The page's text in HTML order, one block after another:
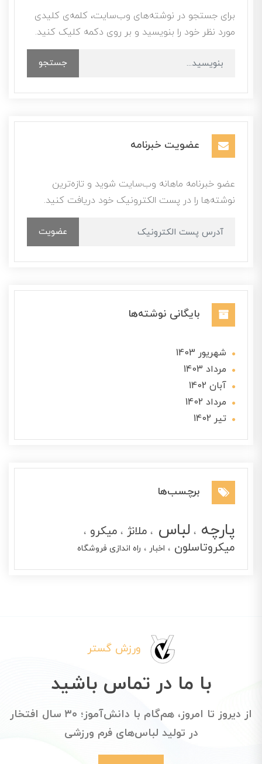
برای جستجو در نوشته‌های وب‌سایت، کلمه‌ی کلیدی
مورد نظر خود را بنویسید و بر روی دکمه کلیک کنید.
جستجو
عضویت خبرنامه
عضو خبرنامه ماهانه وب‌سایت شوید و تازه‌ترین
نوشته‌ها را در پست الکترونیک خود دریافت کنید.
عضویت
بایگانی نوشته‌ها
شهریور 1403
مرداد 1403
آبان 1402
مرداد 1402
تير 1402
برچسب‌ها
پارچه لباس ملانژ
میکرو
میکروتاسلون
اخبار راه اندازی فروشگاه
ورزش گستر
با ما در تماس باشید
از دیروز تا امروز، هم‌گام با دانش‌آموز؛ ۳۰ سال افتخار
در تولید لباس‌های فرم ورزشی